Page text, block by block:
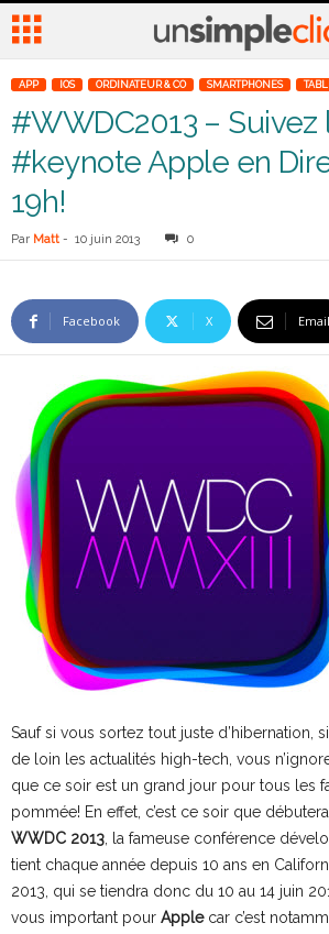
APP IOS ORDINATEUR & CO SMARTPHONES
#WWDC2013 – Suivez
#keynote Apple en
19h!
Par Matt - 10 juin 2013 0
Facebook X Email
Sauf si vous sortez tout juste d’hibernation,
de loin les actualités high-tech, vous
que ce soir est un grand jour pour tous les
pommée! En effet, c’est ce soir que
WWDC 2013 , la fameuse conférence
tient chaque année depuis 10 ans en
2013, qui se tiendra donc du 10 au 14 juin
vous important pour Applecar c’est